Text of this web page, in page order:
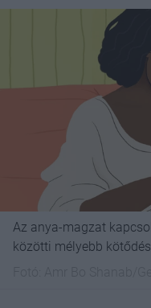
Az anya-magzat
közötti mélyebb